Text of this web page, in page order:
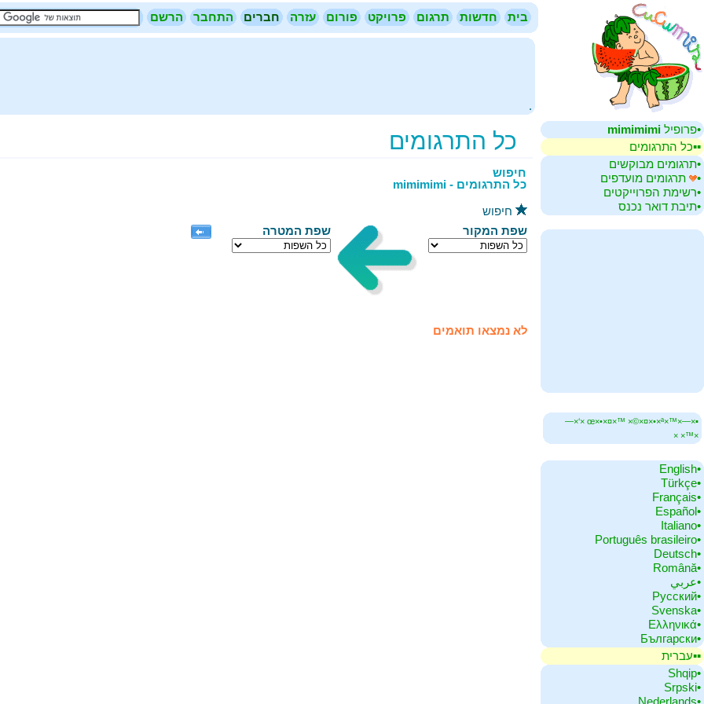
בית חדשות תרגום פרויקט פורום עזרה חברים התחבר הרשם
.
•‏פרופיל mimimimi
▪▪‏כל התרגומים
•‏תרגומים מבוקשים
•‏
תרגומים מועדפים
•‏רשימת הפרוייקטים
•‏תיבת דואר נכנס
▪×—×™×œ×•×¤×™ ×©×¤×•×ª ×‘×—
×™× ×
•‏English
•‏Türkçe
•‏Français
•‏Español
•‏Italiano
•‏Português brasileiro
•‏Deutsch
•‏Română
•‏عربي
•‏Русский
•‏Svenska
•‏Ελληνικά
•‏Български
▪▪‏עברית
•‏Shqip
•‏Srpski
•‏Nederlands
כל התרגומים
חיפוש
כל התרגומים - mimimimi
חיפוש
שפת המקור
שפת המטרה
לא נמצאו תואמים